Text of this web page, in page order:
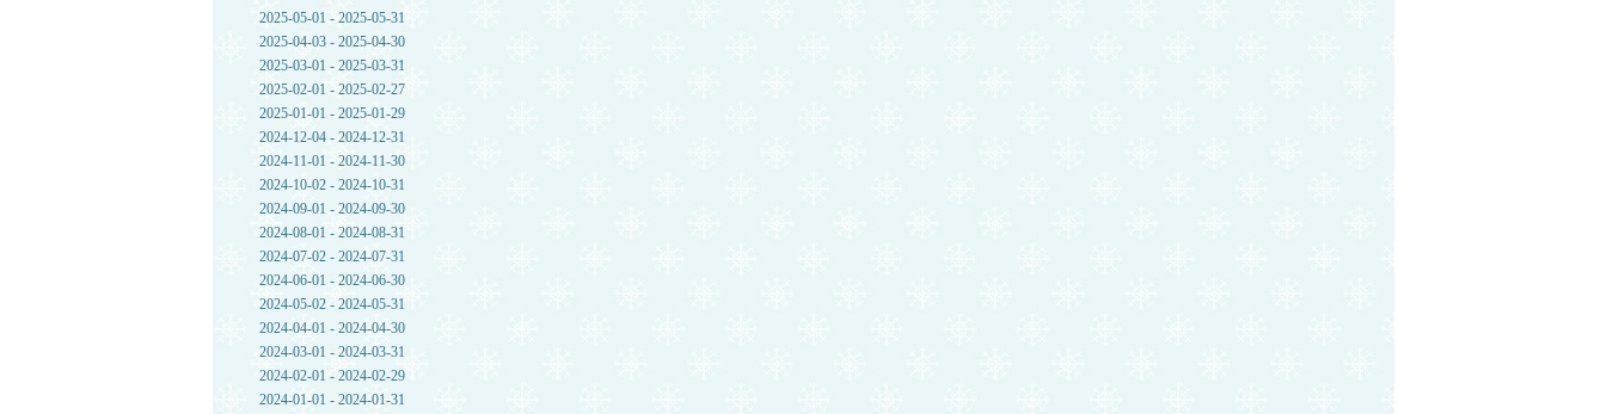
2025-05-01 - 2025-05-31
2025-04-03 - 2025-04-30
2025-03-01 - 2025-03-31
2025-02-01 - 2025-02-27
2025-01-01 - 2025-01-29
2024-12-04 - 2024-12-31
2024-11-01 - 2024-11-30
2024-10-02 - 2024-10-31
2024-09-01 - 2024-09-30
2024-08-01 - 2024-08-31
2024-07-02 - 2024-07-31
2024-06-01 - 2024-06-30
2024-05-02 - 2024-05-31
2024-04-01 - 2024-04-30
2024-03-01 - 2024-03-31
2024-02-01 - 2024-02-29
2024-01-01 - 2024-01-31